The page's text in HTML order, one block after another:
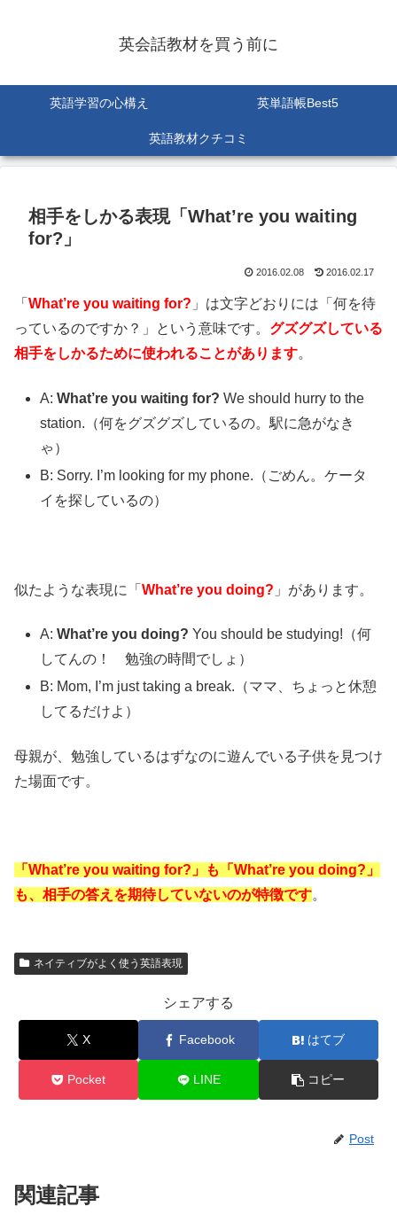
英会話教材を買う前に
英語学習の心構え 英単語帳Best5
英語教材クチコミ
相手をしかる表現「What’re you waiting
for?」
2016.02.08 2016.02.17
「 What’re you waiting for? 」は文字どおりには「何を待
っているのですか？」という意味です。 グズグズしている
相手をしかるために使われることがあります。
A:What’re you waiting for? We should hurry to the
station.（何をグズグズしているの。駅に急がなき
ゃ）
B: Sorry. I’m looking for my phone.（ごめん。ケータ
イを探しているの）
似たような表現に「 What’re you doing? 」があります。
A:What’re you doing? You should be studying!（何
してんの！ 勉強の時間でしょ）
B: Mom, I’m just taking a break.（ママ、ちょっと休憩
してるだけよ）
母親が、勉強しているはずなのに遊んでいる子供を見つけ
た場面です。
「What’re you waiting for?」も「What’re you doing?」
も、相手の答えを期待していないのが特徴です。
ネイティブがよく使う英語表現
シェアする
X Facebook はてブ
Pocket LINE コピー
Post
関連記事